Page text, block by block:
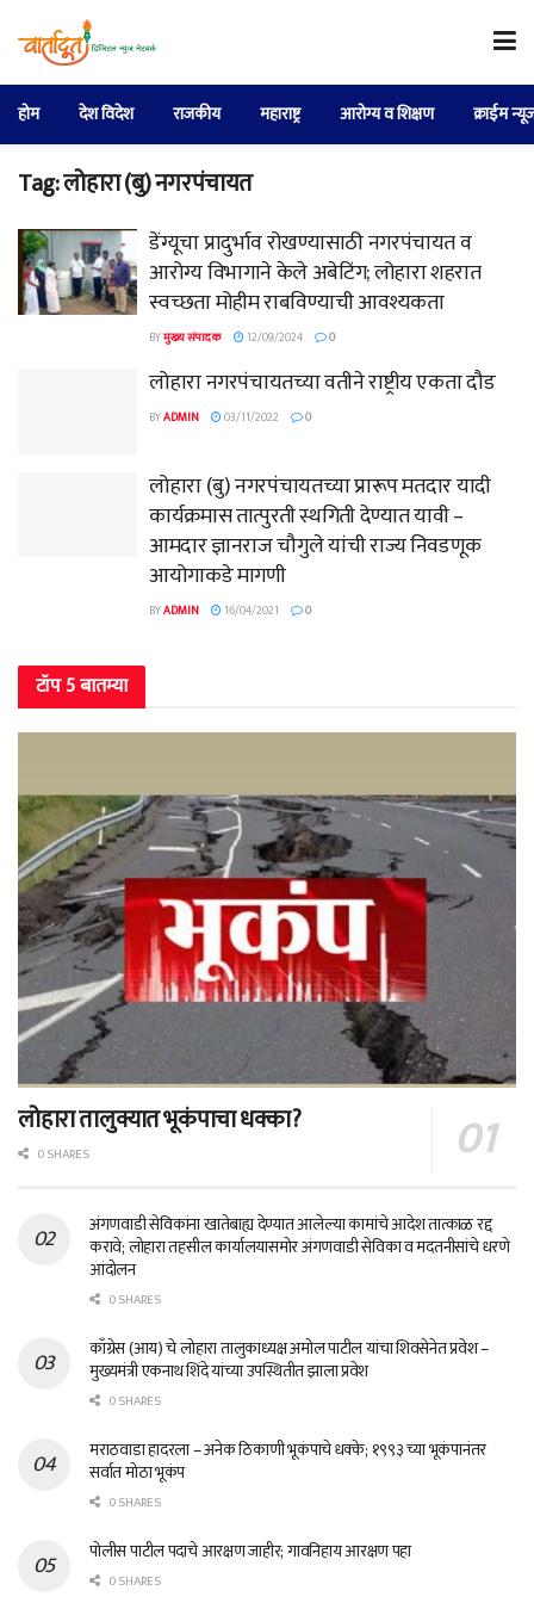
होम देश विदेश राजकीय महाराष्ट्र आरोग्य व शिक्षण क्राईम
Tag:लोहारा (बु) नगरपंचायत
डेंग्यूचा प्रादुर्भाव रोखण्यासाठी नगरपंचायत व
आरोग्य विभागाने केले अबेटिंग; लोहारा शहरात
स्वच्छता मोहीम राबविण्याची आवश्यकता
BYमुख्य संपादक 12/09/2024 0
लोहारा नगरपंचायतच्या वतीने राष्ट्रीय एकता दौड
BYADMIN 03/11/2022 0
लोहारा (बु) नगरपंचायतच्या प्रारूप मतदार यादी
कार्यक्रमास तात्पुरती स्थगिती देण्यात यावी –
आमदार ज्ञानराज चौगुले यांची राज्य निवडणूक
आयोगाकडे मागणी
BYADMIN 16/04/2021 0
टॉप 5 बातम्या
लोहारा तालुक्यात भूकंपाचा धक्का?
0 SHARES
अंगणवाडी सेविकांना खातेबाह्य देण्यात आलेल्या कामांचे आदेश तात्काळ रद्द
करावे; लोहारा तहसील कार्यालयासमोर अंगणवाडी सेविका व मदतनीसांचे धरणे
आंदोलन
0 SHARES
काँग्रेस (आय) चे लोहारा तालुकाध्यक्ष अमोल पाटील यांचा शिवसेनेत प्रवेश –
मुख्यमंत्री एकनाथ शिंदे यांच्या उपस्थितीत झाला प्रवेश
0 SHARES
मराठवाडा हादरला – अनेक ठिकाणी भूकंपाचे धक्के; १९९३ च्या भूकंपानंतर
सर्वात मोठा भूकंप
0 SHARES
पोलीस पाटील पदाचे आरक्षण जाहीर; गावनिहाय आरक्षण पहा
0 SHARES